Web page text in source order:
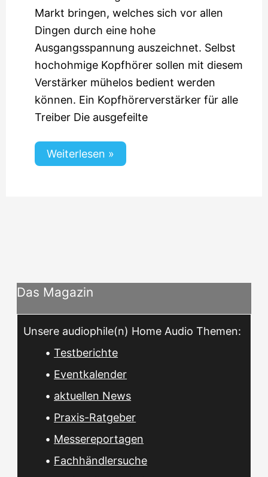
Markt bringen, welches sich vor allen
Dingen durch eine hohe
Ausgangsspannung auszeichnet. Selbst
hochohmige Kopfhörer sollen mit diesem
Verstärker mühelos bedient werden
können. Ein Kopfhörerverstärker für alle
Treiber Die ausgefeilte
Weiterlesen »
Das Magazin
Unsere audiophile(n) Home Audio Themen:
• Testberichte
• Eventkalender
• aktuellen News
• Praxis-Ratgeber
• Messereportagen
• Fachhändlersuche